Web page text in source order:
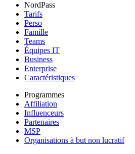
NordPass
Tarifs
Perso
Famille
Teams
Équipes IT
Business
Enterprise
Caractéristiques
Programmes
Affiliation
Influenceurs
Partenaires
MSP
Organisations à but non lucratif